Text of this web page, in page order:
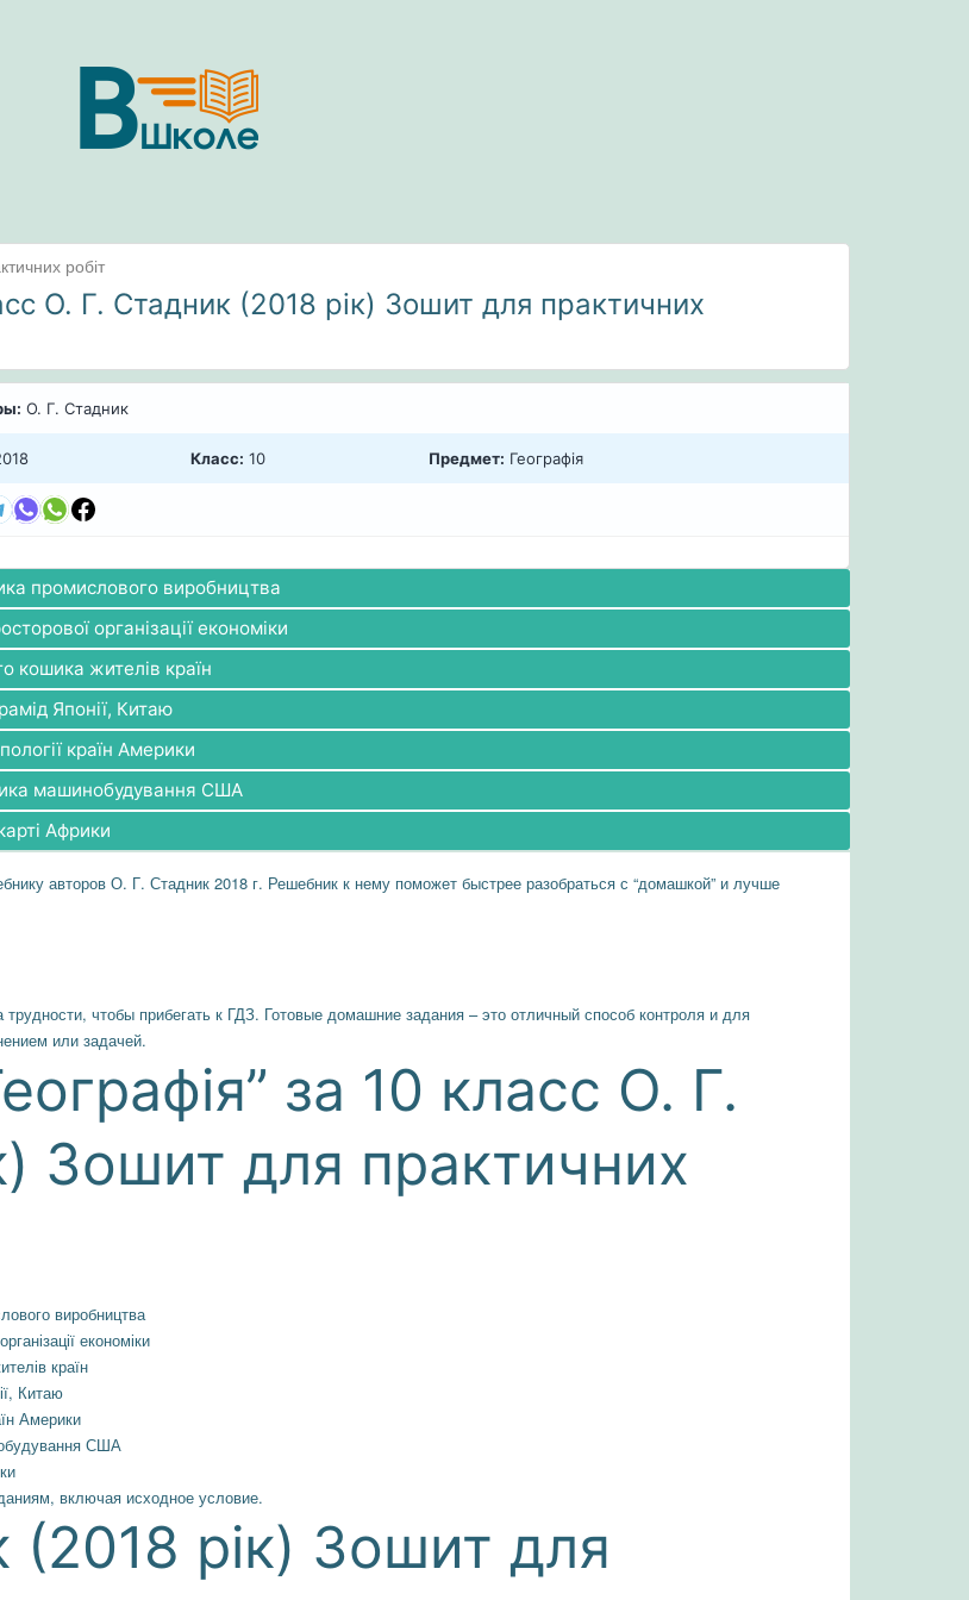
робіт
О. Г. Стадник (2018 рік) Зошит для практичних
О. Г. Стадник
Класс: 10 Предмет: Географія
промислового виробництва
організації економіки
кошика жителів країн
Японії, Китаю
країн Америки
машинобудування США
Африки
авторов О. Г. Стадник 2018 г. Решебник к нему поможет быстрее разобраться с “домашкой” и лучше
чтобы прибегать к ГДЗ. Готовые домашние задания – это отличный способ контроля и для
или задачей.
за 10 класс О. Г.
Зошит для практичних
виробництва
економіки
країн
Китаю
Америки
США
включая исходное условие.
рік) Зошит для